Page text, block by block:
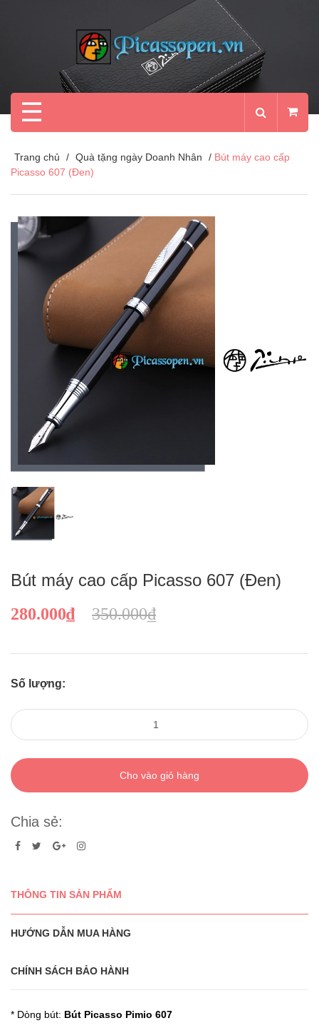
☰
Trang chủ / Quà tặng ngày Doanh Nhân / Bút máy cao cấp
Picasso 607 (Đen)
Bút máy cao cấp Picasso 607 (Đen)
280.000₫ 350.000₫
Số lượng:
Cho vào giỏ hàng
Chia sẻ:
THÔNG TIN SẢN PHẨM
HƯỚNG DẪN MUA HÀNG
CHÍNH SÁCH BẢO HÀNH
* Dòng bút: Bút Picasso Pimio 607